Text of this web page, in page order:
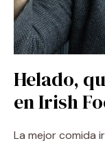
Helado,
en Irish
La mejor comida